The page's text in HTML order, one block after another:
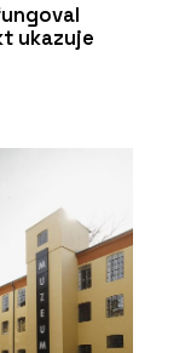
ukazuje